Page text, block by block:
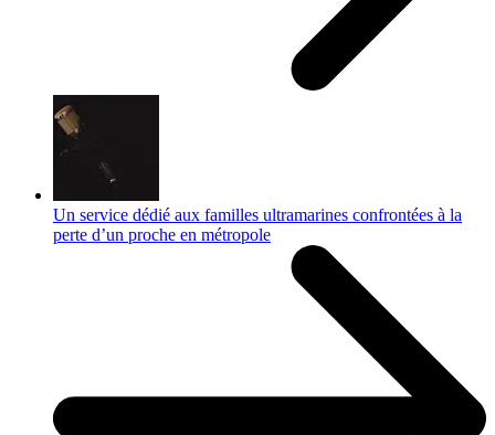
Un service dédié aux familles ultramarines confrontées à la
perte d’un proche en métropole